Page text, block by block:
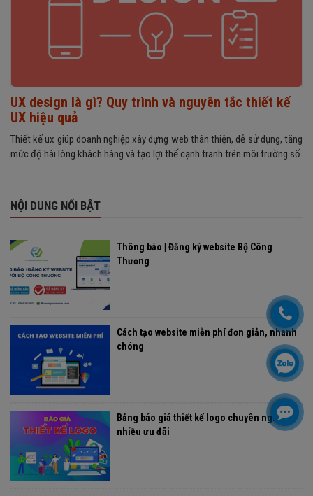
UX design là gì? Quy trình và nguyên tắc thiết kế
UX hiệu quả
Thiết kế ux giúp doanh nghiệp xây dựng web thân thiện, dễ sử dụng, tăng
mức độ hài lòng khách hàng và tạo lợi thế cạnh tranh trên môi trường số.
NỘI DUNG NỔI BẬT
Thông báo | Đăng ký website Bộ Công
Thương
Cách tạo website miễn phí đơn giản, nhanh
chóng
Bảng báo giá thiết kế logo chuyên nghiệp,
nhiều ưu đãi